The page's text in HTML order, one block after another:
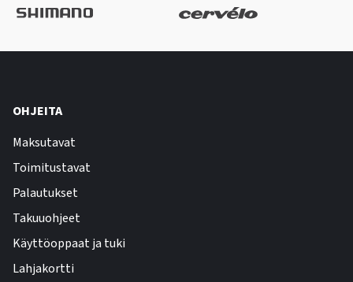
OHJEITA
Maksutavat
Toimitustavat
Palautukset
Takuuohjeet
Käyttöoppaat ja tuki
Lahjakortti